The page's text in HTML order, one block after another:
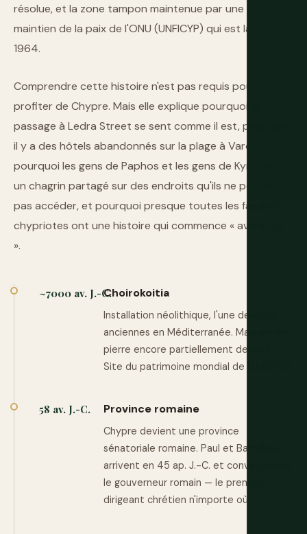
résolue, et la zone tampon maintenue par une force de
maintien de la paix de l'ONU (UNFICYP) qui est là depuis
1964.
Comprendre cette histoire n'est pas requis pour
profiter de Chypre. Mais elle explique pourquoi le
passage à Ledra Street se sent comme il est, pourquoi
il y a des hôtels abandonnés sur la plage à Varosha,
pourquoi les gens de Paphos et les gens de Kyrenia ont
un chagrin partagé sur des endroits qu'ils ne peuvent
pas accéder, et pourquoi presque toutes les familles
chypriotes ont une histoire qui commence « avant '74
».
~7000 av. J.-C.Choirokoitia
Installation néolithique, l'une des plus
anciennes en Méditerranée. Maisons en
pierre encore partiellement debout.
Site du patrimoine mondial de l'UNESCO.
58 av. J.-C. Province romaine
Chypre devient une province
sénatoriale romaine. Paul et Barnabas
arrivent en 45 ap. J.-C. et convertissent
le gouverneur romain — le premier
dirigeant chrétien n'importe où.